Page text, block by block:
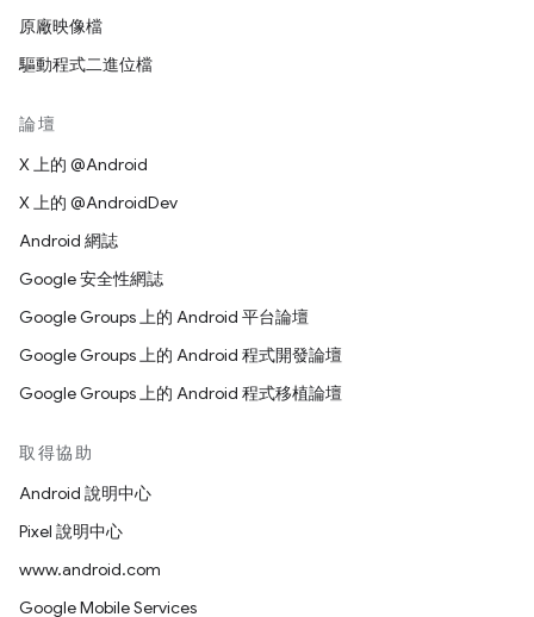
原廠映像檔
驅動程式二進位檔
論壇
X 上的 @Android
X 上的 @AndroidDev
Android 網誌
Google 安全性網誌
Google Groups 上的 Android 平台論壇
Google Groups 上的 Android 程式開發論壇
Google Groups 上的 Android 程式移植論壇
取得協助
Android 說明中心
Pixel 說明中心
www.android.com
Google Mobile Services